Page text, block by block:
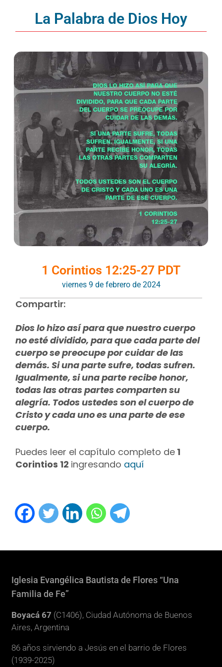
La Palabra de Dios Hoy
1 Corintios 12:25-27 PDT
viernes 9 de febrero de 2024
Compartir:
Dios lo hizo así para que nuestro cuerpo
no esté dividido, para que cada parte del
cuerpo se preocupe por cuidar de las
demás. Si una parte sufre, todas sufren.
Igualmente, si una parte recibe honor,
todas las otras partes comparten su
alegría. Todos ustedes son el cuerpo de
Cristo y cada uno es una parte de ese
cuerpo.
Puedes leer el capítulo completo de 1
Corintios 12 ingresando aquí
Iglesia Evangélica Bautista de Flores “Una
Familia de Fe”
Boyacá 67 (C1406), Ciudad Autónoma de Buenos
Aires, Argentina
86 años sirviendo a Jesús en el barrio de Flores
(1939-2025)